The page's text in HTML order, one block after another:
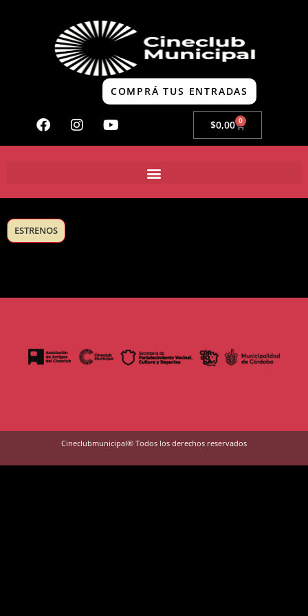
COMPRÁ TUS ENTRADAS
$0,00 0
ESTRENOS
Cineclubmunicipal® Todos los derechos reservados